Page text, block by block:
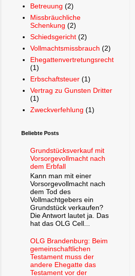
Betreuung (2)
Missbräuchliche
Schenkung (2)
Schiedsgericht (2)
Vollmachtsmissbrauch (2)
Ehegattenvertretungsrecht
(1)
Erbschaftsteuer (1)
Vertrag zu Gunsten Dritter
(1)
Zweckverfehlung (1)
Beliebte Posts
Grundstücksverkauf mit
Vorsorgevollmacht nach
dem Erbfall
Kann man mit einer
Vorsorgevollmacht nach
dem Tod des
Vollmachtgebers ein
Grundstück verkaufen?
Die Antwort lautet ja. Das
hat das OLG Cell...
OLG Brandenburg: Beim
gemeinschaftlichen
Testament muss der
andere Ehegatte das
Testament vor der